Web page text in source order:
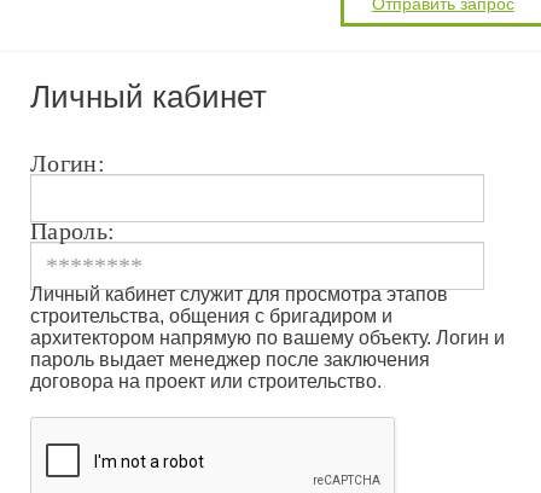
Личный кабинет
Логин:
Пароль:
Личный кабинет служит для просмотра этапов
строительства, общения с бригадиром и
архитектором напрямую по вашему объекту. Логин и
пароль выдает менеджер после заключения
договора на проект или строительство.